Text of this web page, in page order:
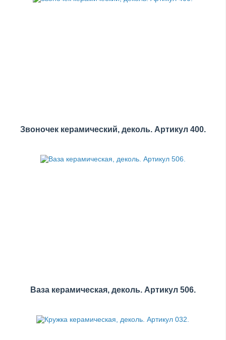
Звоночек керамический, деколь. Артикул 400.
Ваза керамическая, деколь. Артикул 506.